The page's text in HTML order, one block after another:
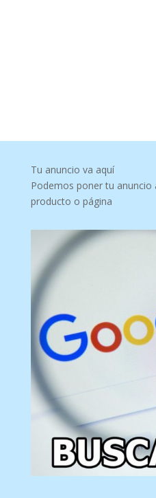
Tu anuncio va aquí
Podemos poner tu anuncio
producto o página